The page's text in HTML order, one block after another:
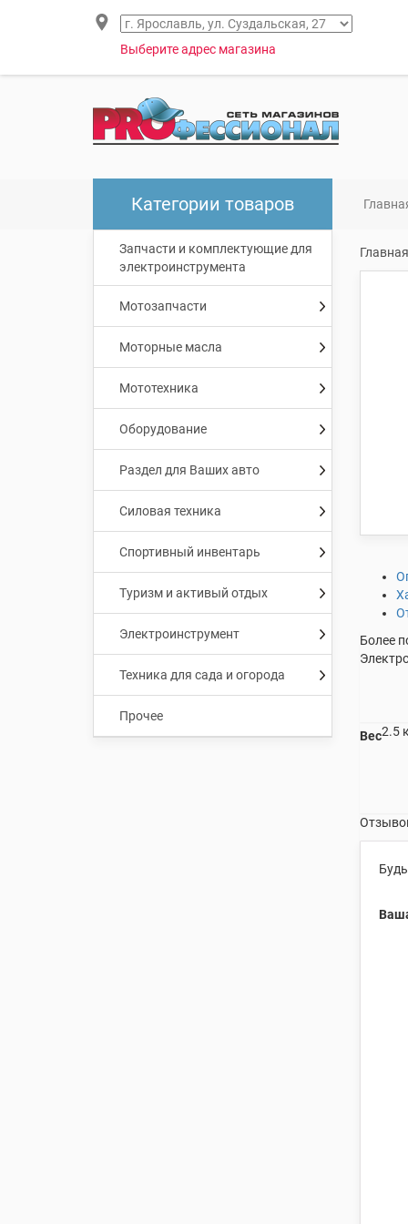
Выберите адрес магазина
Категории товаров
Запчасти и комплектующие для
электроинструмента
Мотозапчасти
Моторные масла
Мототехника
Оборудование
Раздел для Ваших авто
Силовая техника
Спортивный инвентарь
Туризм и активый отдых
Электроинструмент
Техника для сада и огорода
Прочее
Главная
Более
Вес2.5